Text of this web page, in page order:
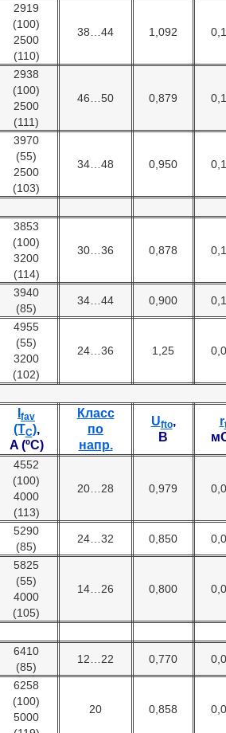
2919
(100)
2500
(110)
38…44 1,092
2938
(100)
2500
(111)
46…50 0,879
3970
(55)
2500
(103)
34…48 0,950
3853
(100)
3200
(114)
30…36 0,878
3940
(85)
34…44 0,900
4955
(55)
3200
(102)
24…36 1,25
fav
(TC),
A (ºC)
Класс
по
напр.
Ufto,
В
r
4552
(100)
4000
(113)
20…28 0,979
5290
(85)
24…32 0,850
5825
(55)
4000
(105)
14…26 0,800
6410
(85)
12…22 0,770
6258
(100)
5000
20 0,858